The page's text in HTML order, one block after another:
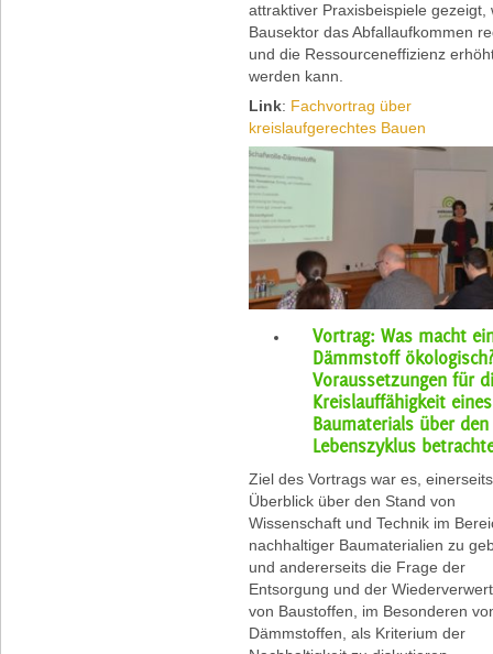
attraktiver Praxisbeispiele gezeigt,
Bausektor das Abfallaufkommen
und die Ressourceneffizienz
werden kann.
Link: Fachvortrag über
kreislaufgerechtes Bauen
Vortrag: Was macht
Dämmstoff
Voraussetzungen für
Kreislauffähigkeit eines
Baumaterials über den
Lebenszyklus
Ziel des Vortrags war es,
Überblick über den Stand von
Wissenschaft und Technik im
nachhaltiger Baumaterialien zu
und andererseits die Frage der
Entsorgung und der
von Baustoffen, im Besonderen
Dämmstoffen, als Kriterium der